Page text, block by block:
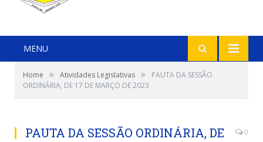
MENU
Home » Atividades Legislativas »
PAUTA DA SESSÃO
ORDINÁRIA, DE 17 DE MARÇO DE 2023
PAUTA DA SESSÃO ORDINÁRIA, DE
0